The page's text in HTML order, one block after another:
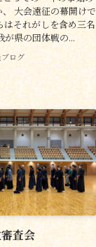
大会遠征の幕開けで
はそれがしを含め三名
が県の団体戦の...
ログ
査会